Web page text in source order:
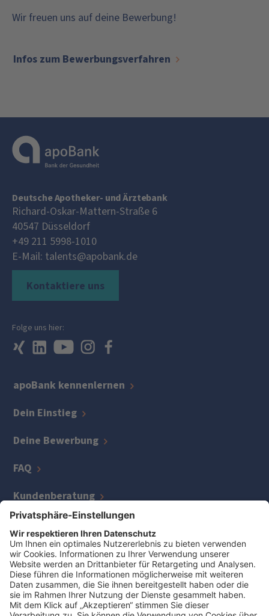
Wir freuen uns auf deine Bewerbung!
Infos zum Bewerbungsverfahren
Deutsche Apotheker- und Ärztebank
Richard-Oskar-Mattern-Straße 6
40547 Düsseldorf
+49 211 5998-1010
E-Mail: talents@apobank.de
apoBank kennenlernen
Dein Einstieg
Deine Bewerbung
FAQ
Kundenberatung
IT
Kreditmanagement
Zentrale Bereiche
Kontaktiere uns
Folge uns hier: